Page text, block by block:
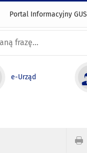
Portal Informacyjny GUS
e-Urząd